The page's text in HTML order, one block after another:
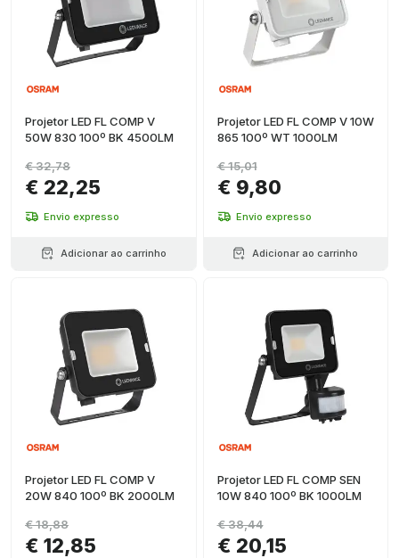
Projetor LED FL COMP V
50W 830 100º BK 4500LM
€ 22,25
€ 32,78
Envio expresso
Adicionar ao carrinho
Projetor LED FL COMP V 10W
865 100º WT 1000LM
€ 9,80
€ 15,01
Envio expresso
Adicionar ao carrinho
Projetor LED FL COMP V
20W 840 100º BK 2000LM
€ 12,85
€ 18,88
Projetor LED FL COMP SEN
10W 840 100º BK 1000LM
€ 20,15
€ 38,44